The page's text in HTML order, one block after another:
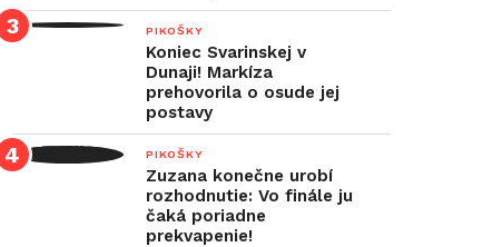
PIKOŠKY
Koniec Svarinskej v
Dunaji! Markíza
prehovorila o osude jej
postavy
PIKOŠKY
Zuzana konečne urobí
rozhodnutie: Vo finále ju
čaká poriadne
prekvapenie!